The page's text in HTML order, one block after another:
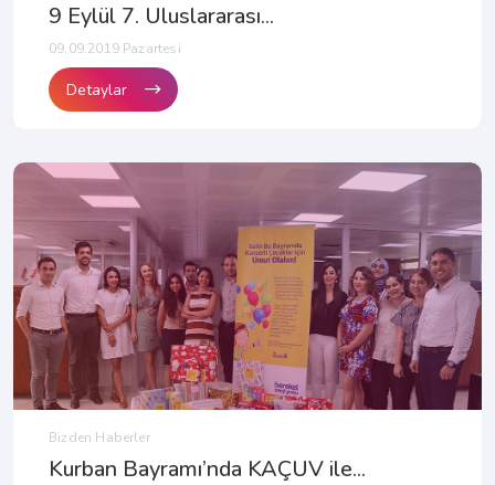
9 Eylül 7. Uluslararası...
09.09.2019 Pazartesi
Detaylar
Bizden Haberler
Kurban Bayramı’nda KAÇUV ile...